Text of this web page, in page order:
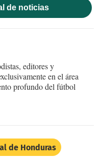
de noticias
editores y
en el área
profundo del fútbol
de Honduras